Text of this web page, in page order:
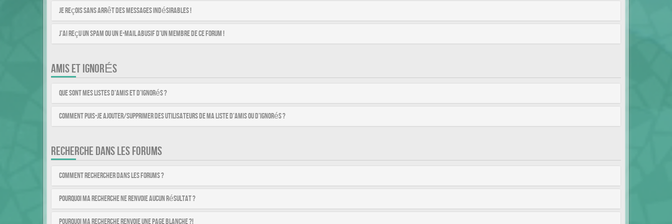
Je reçois sans arrêt des messages indésirables !
J’ai reçu un spam ou un e-mail abusif d’un membre de ce forum !
AMIS ET IGNORÉS
Que sont mes listes d’amis et d’ignorés ?
Comment puis-je ajouter/supprimer des utilisateurs de ma liste d’amis ou d’ignorés ?
RECHERCHE DANS LES FORUMS
Comment rechercher dans les forums ?
Pourquoi ma recherche ne renvoie aucun résultat ?
Pourquoi ma recherche renvoie une page blanche ?!